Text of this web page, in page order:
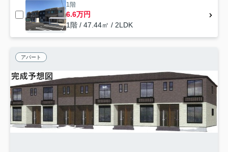
1階
6.6万円
1階 / 47.44㎡ / 2LDK
アパート